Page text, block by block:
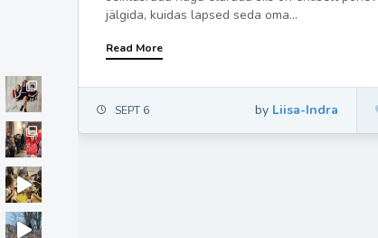
jälgida, kuidas lapsed seda oma...
Read More
SEPT 6 by Liisa-Indra